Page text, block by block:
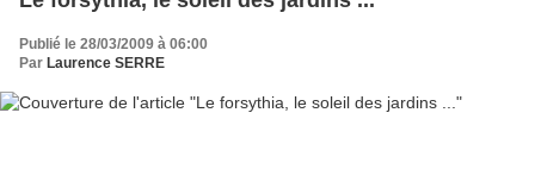
Publié le 28/03/2009 à 06:00
Par Laurence SERRE